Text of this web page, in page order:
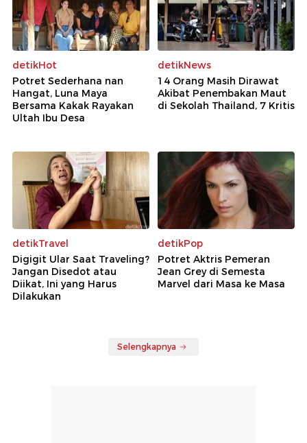
detikHot
Potret Sederhana nan
Hangat, Luna Maya
Bersama Kakak Rayakan
Ultah Ibu Desa
detikNews
14 Orang Masih Dirawat
Akibat Penembakan Maut
di Sekolah Thailand, 7 Kritis
detikTravel
Digigit Ular Saat Traveling?
Jangan Disedot atau
Diikat, Ini yang Harus
Dilakukan
detikPop
Potret Aktris Pemeran
Jean Grey di Semesta
Marvel dari Masa ke Masa
Selengkapnya